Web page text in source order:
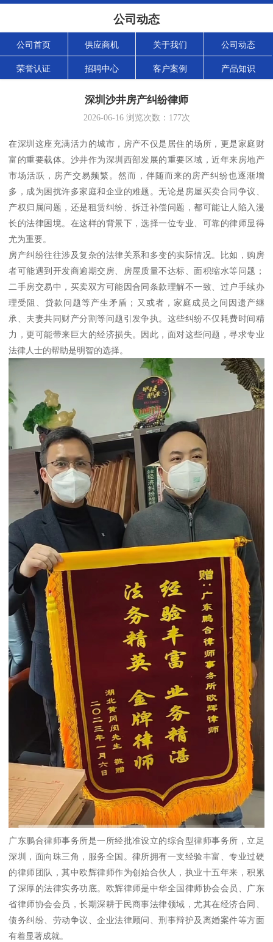
公司动态
公司首页 供应商机 关于我们 公司动态
荣誉认证 招聘中心 客户案例 产品知识
深圳沙井房产纠纷律师
2026-06-16浏览次数： 177次
在深圳这座充满活力的城市，房产不仅是居住的场所，更是家庭财
富的重要载体。沙井作为深圳西部发展的重要区域，近年来房地产
市场活跃，房产交易频繁。然而，伴随而来的房产纠纷也逐渐增
多，成为困扰许多家庭和企业的难题。无论是房屋买卖合同争议、
产权归属问题，还是租赁纠纷、拆迁补偿问题，都可能让人陷入漫
长的法律困境。在这样的背景下，选择一位专业、可靠的律师显得
尤为重要。
房产纠纷往往涉及复杂的法律关系和多变的实际情况。比如，购房
者可能遇到开发商逾期交房、房屋质量不达标、面积缩水等问题；
二手房交易中，买卖双方可能因合同条款理解不一致、过户手续办
理受阻、贷款问题等产生矛盾；又或者，家庭成员之间因遗产继
承、夫妻共同财产分割等问题引发争执。这些纠纷不仅耗费时间精
力，更可能带来巨大的经济损失。因此，面对这些问题，寻求专业
法律人士的帮助是明智的选择。
广东鹏合律师事务所是一所经批准设立的综合型律师事务所，立足
深圳，面向珠三角，服务全国。律所拥有一支经验丰富、专业过硬
的律师团队，其中欧辉律师作为创始合伙人，执业十五年来，积累
了深厚的法律实务功底。欧辉律师是中华全国律师协会会员、广东
省律师协会会员，长期深耕于民商事法律领域，尤其在经济合同、
债务纠纷、劳动争议、企业法律顾问、刑事辩护及离婚案件等方面
有着显著成就。